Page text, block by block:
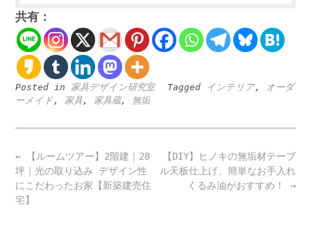
共有：
Posted in 家具デザイン研究室 Tagged インテリア,
オーダ
ーメイド, 家具, 家具蔵, 無垢
Post
navigation
【DIY】ヒノキの無垢材テーブ
ル天板仕上げ、簡単なお手入れ
くるみ油がおすすめ！ →
← 【ルームツアー】2階建｜28
坪｜光の取り込み デザイン性
にこだわったお家【新築建売住
宅】